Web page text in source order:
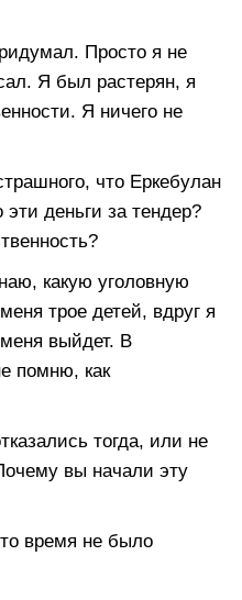
Просто я не
Я был растерян, я
Я ничего не
что Еркебулан
деньги за тендер?
какую уголовную
трое детей, вдруг я
выйдет. В
помню, как
тогда, или не
вы начали эту
время не было